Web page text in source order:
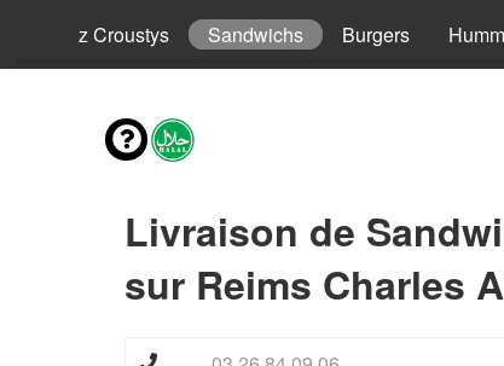
Riz Croustys Sandwichs Burgers
Livraison de
sur Reims Charles